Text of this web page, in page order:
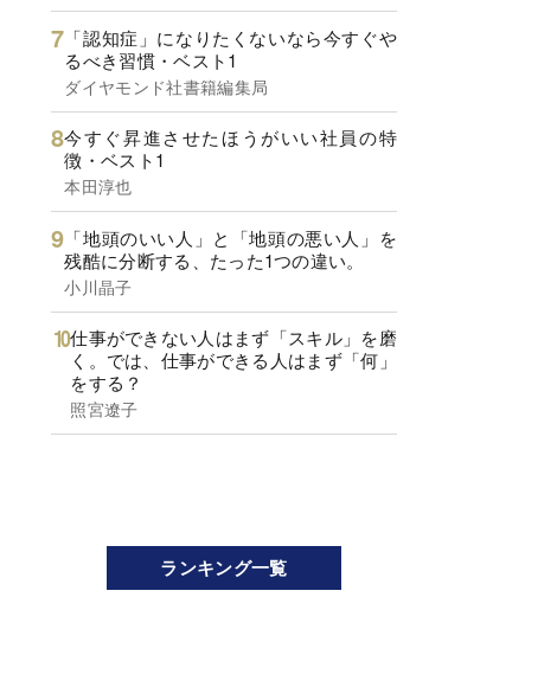
「認知症」になりたくないなら今すぐや
るべき習慣・ベスト1
ダイヤモンド社書籍編集局
今すぐ昇進させたほうがいい社員の特
徴・ベスト1
本田淳也
「地頭のいい人」と「地頭の悪い人」を
残酷に分断する、たった1つの違い。
小川晶子
仕事ができない人はまず「スキル」を磨
く。では、仕事ができる人はまず「何」
をする？
照宮遼子
ランキング一覧